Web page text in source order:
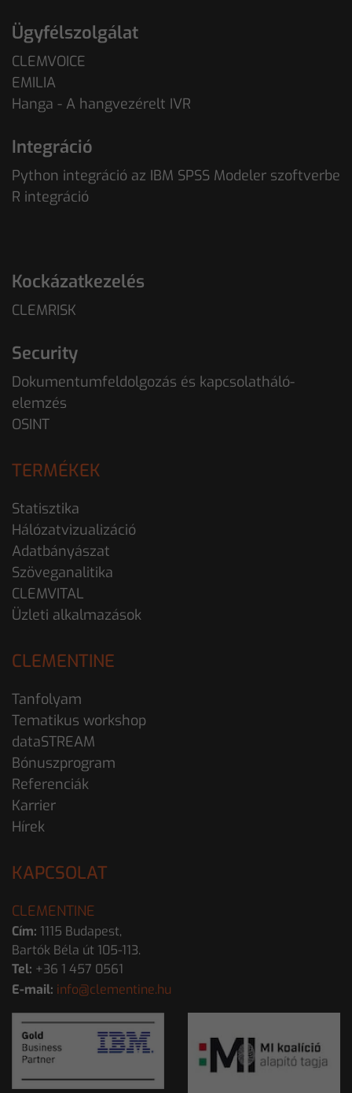
Ügyfélszolgálat
CLEMVOICE
EMILIA
Hanga - A hangvezérelt IVR
Integráció
Python integráció az IBM SPSS Modeler szoftverbe
R integráció
Kockázatkezelés
CLEMRISK
Security
Dokumentumfeldolgozás és kapcsolatháló-
elemzés
OSINT
TERMÉKEK
Statisztika
Hálózatvizualizáció
Adatbányászat
Szöveganalitika
CLEMVITAL
Üzleti alkalmazások
CLEMENTINE
Tanfolyam
Tematikus workshop
dataSTREAM
Bónuszprogram
Referenciák
Karrier
Hírek
KAPCSOLAT
CLEMENTINE
Cím: 1115 Budapest,
Bartók Béla út 105-113.
Tel: +36 1 457 0561
E-mail: info@clementine.hu